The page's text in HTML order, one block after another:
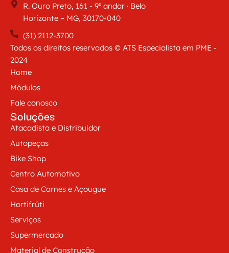
R. Ouro Preto, 161 - 9º andar · Belo
Horizonte – MG, 30170-040
(31) 2112-3700
Todos os direitos reservados © ATS Especialista em PME -
2024
Home
Módulos
Fale conosco
Soluções
Atacadista e Distribuidor
Autopeças
Bike Shop
Centro Automotivo
Casa de Carnes e Açougue
Hortifrúti
Serviços
Supermercado
Material de Construção